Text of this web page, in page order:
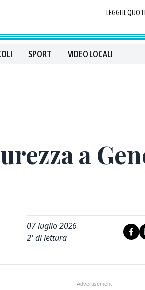
LEGGI IL
SPORT VIDEO LOCALI
a
07 luglio 2026
2' di lettura